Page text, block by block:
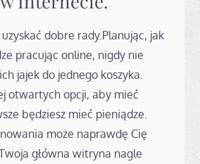
dobre rady.Planując, jak
pracując online, nigdy nie
jajek do jednego koszyka.
otwartych opcji, aby mieć
będziesz mieć pieniądze.
może naprawdę Cię
główna witryna nagle